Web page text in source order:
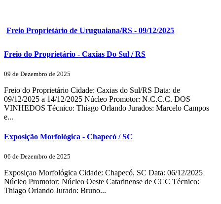
Freio Proprietário de Uruguaiana/RS - 09/12/2025
Freio do Proprietário - Caxias Do Sul / RS
09 de Dezembro de 2025
Freio do Proprietário Cidade: Caxias do Sul/RS Data: de
09/12/2025 a 14/12/2025 Núcleo Promotor: N.C.C.C. DOS
VINHEDOS Técnico: Thiago Orlando Jurados: Marcelo Campos
e...
Exposição Morfológica - Chapecó / SC
06 de Dezembro de 2025
Exposiçao Morfológica Cidade: Chapecó, SC Data: 06/12/2025
Núcleo Promotor: Núcleo Oeste Catarinense de CCC Técnico:
Thiago Orlando Jurado: Bruno...